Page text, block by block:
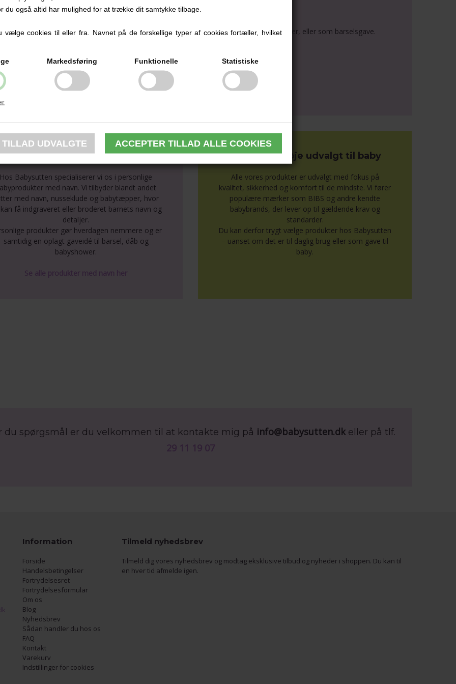
du også altid har mulighed for at trække dit samtykke tilbage.
vælge cookies til eller fra. Navnet på de forskellige typer af cookies fortæller, hvilket
Markedsføring Funktionelle Statistiske
kan se Pants her:
i alt et super lækkert stykke tøj den nyfødte baby. Køb det så du er klar når baby kommer, eller som barselsgave.
ligger i størrelse:
(1-2 måneder)
(3 måneder)
(6 måneder)
produkter med navn
Hos Babysutten specialiserer vi os i personlige
med navn. Vi tilbyder blandt andet
med navn, nusseklude og babytæpper, hvor
få indgraveret eller broderet barnets navn og
detaljer.
produkter gør hverdagen nemmere og er
samtidig en oplagt gaveidé til barsel, dåb og
babyshower.
Se alle produkter med navn her
Sikkert og nøje udvalgt til baby
Alle vores produkter er udvalgt med fokus på
kvalitet, sikkerhed og komfort til de mindste. Vi fører
populære mærker som BIBS og andre kendte
babybrands, der lever op til gældende krav og
standarder.
Du kan derfor trygt vælge produkter hos Babysutten
– uanset om det er til daglig brug eller som gave til
baby.
du spørgsmål er du velkommen til at kontakte mig på info@babysutten.dkeller på tlf.
29 11 19 07
Information
Forside
Handelsbetingelser
Fortrydelsesret
Fortrydelsesformular
Om os
Blog
Nyhedsbrev
Sådan handler du hos os
FAQ
Kontakt
Varekurv
Indstillinger for cookies
Tilmeld nyhedsbrev
Tilmeld dig vores nyhedsbrev og modtag eksklusive tilbud og nyheder i shoppen. Du kan til
en hver tid afmelde igen.